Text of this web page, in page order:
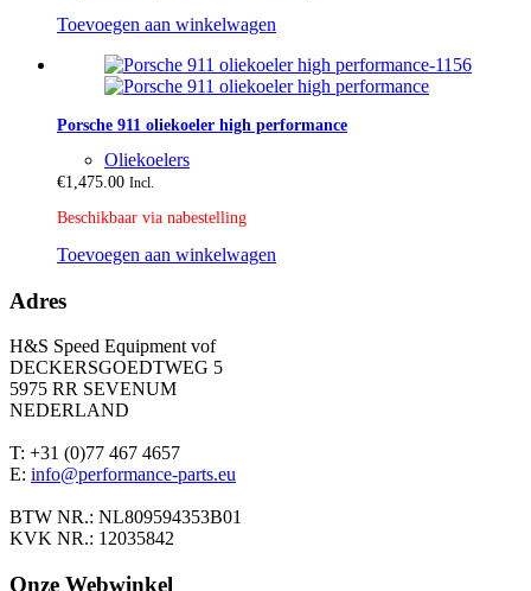
Toevoegen aan winkelwagen
Porsche 911 oliekoeler high performance
Oliekoelers
€1,475.00 Incl.
Beschikbaar via nabestelling
Toevoegen aan winkelwagen
Adres
H&S Speed Equipment vof
DECKERSGOEDTWEG 5
5975 RR SEVENUM
NEDERLAND
T: +31 (0)77 467 4657
E: info@performance-parts.eu
BTW NR.: NL809594353B01
KVK NR.: 12035842
Onze Webwinkel